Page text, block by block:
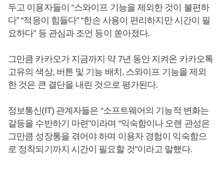
두고 이용자들이 “스와이프 기능을 제외한 것이 불편하
다” “적응이 힘들다” “한손 사용이 편리하지만 시간이 필
요하다” 등 관심과 조언 등이 쏟아졌다.
그만큼 카카오가 지금까지 약 7년 동안 지켜온 카카오톡
고유의 색상, 버튼 및 기능 배치, 스와이프 기능을 제외
한 것은 큰 결단을 내린 것으로 평가된다.
정보통신(IT) 관계자들은 “소프트웨어의 기능적 변화는
갈등을 수반하기 마련”이라며 “익숙함이나 오랜 관성은
그만큼 성장통을 겪어야 하며 이용자 경험이 익숙함으
로 정착되기까지 시간이 필요할 것”이라고 말했다.